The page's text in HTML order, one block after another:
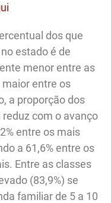
dos que
estado é de
menor entre as
entre os
a proporção dos
com o avanço
entre os mais
a 61,6% entre os
Entre as classes
(83,9%) se
familiar de 5 a 10